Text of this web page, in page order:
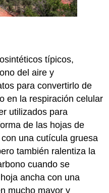
típicos,
del aire y
para convertirlo de
en la respiración celular
utilizados para
de las hojas de
una cutícula gruesa
también ralentiza la
cuando se
ancha con una
mucho mayor y